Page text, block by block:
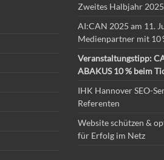
Zweites Halbjahr 2025
AI:CAN 2025 am 11.
Medienpartner mit 10
Veranstaltungstipp:
ABAKUS 10 % beim
IHK Hannover SEO-
Referenten
Website schützen &
für Erfolg im Netz